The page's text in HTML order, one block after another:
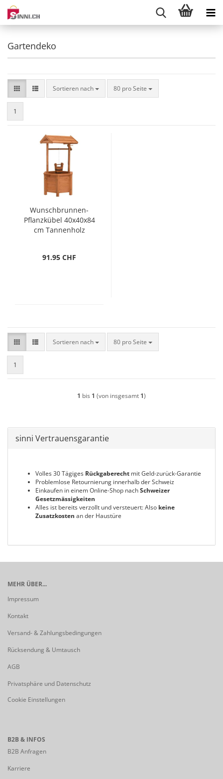
Gartendeko
Sortieren nach
Sortieren nach 80 pro Seite
pro Seite
1
Wunschbrunnen-
Pflanzkübel 40x40x84
cm Tannenholz
91.95 CHF
Sortieren nach
Sortieren nach 80 pro Seite
pro Seite
1
1 bis 1 (von insgesamt 1)
sinni Vertrauensgarantie
Volles 30 Tägiges Rückgaberecht mit Geld-zurück-Garantie
Problemlose Retournierung innerhalb der Schweiz
Einkaufen in einem Online-Shop nachSchweizer
Gesetzmässigkeiten
Alles ist bereits verzollt und versteuert: Also keine
Zusatzkosten an der Haustüre
MEHR ÜBER...
Impressum
Kontakt
Versand- & Zahlungsbedingungen
Rücksendung & Umtausch
AGB
Privatsphäre und Datenschutz
Cookie Einstellungen
B2B & INFOS
B2B Anfragen
Karriere